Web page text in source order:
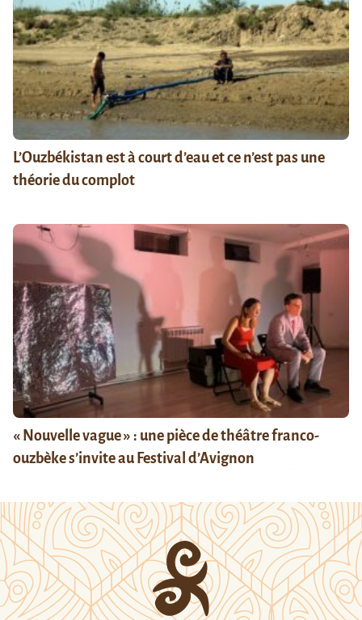
L’Ouzbékistan est à court d’eau et ce n’est pas une
théorie du complot
« Nouvelle vague » : une pièce de théâtre franco-
ouzbèke s’invite au Festival d’Avignon